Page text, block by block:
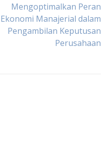
Mengoptimalkan Peran
Ekonomi Manajerial dalam
Pengambilan Keputusan
Perusahaan